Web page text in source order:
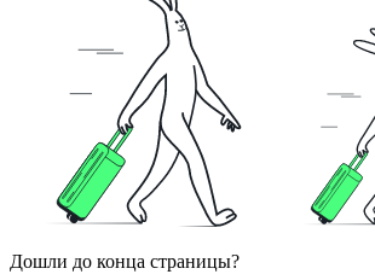
Дошли до конца страницы?